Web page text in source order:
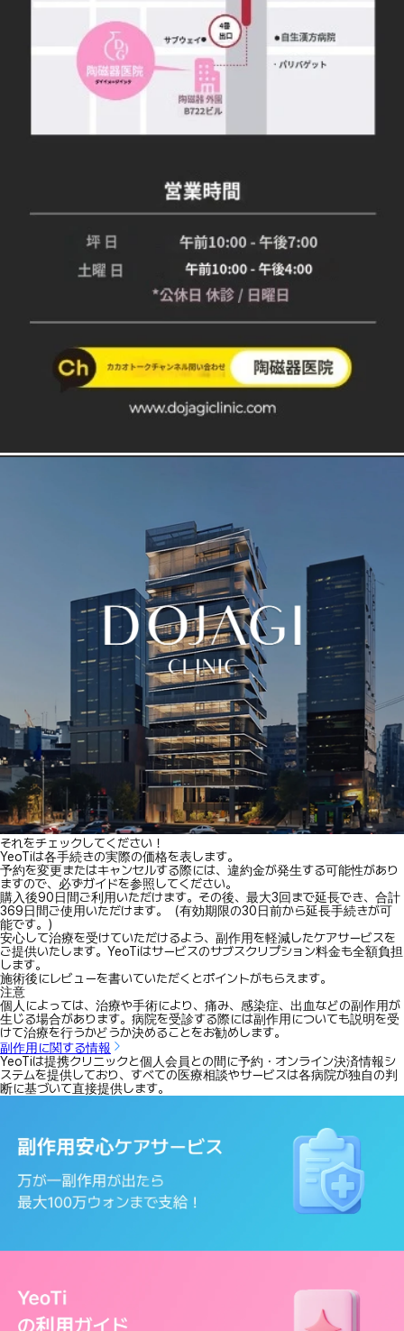
それをチェックしてください！
YeoTiは各手続きの実際の価格を表します。
予約を変更またはキャンセルする際には、違約金が発生する可能性があり
ますので、必ずガイドを参照してください。
購入後90日間ご利用いただけます。その後、最大3回まで延長でき、合計
369日間ご使用いただけます。（有効期限の30日前から延長手続きが可
能です。）
安心して治療を受けていただけるよう、副作用を軽減したケアサービスを
ご提供いたします。YeoTiはサービスのサブスクリプション料金も全額負担
します。
施術後にレビューを書いていただくとポイントがもらえます。
注意
個人によっては、治療や手術により、痛み、感染症、出血などの副作用が
生じる場合があります。病院を受診する際には副作用についても説明を受
けて治療を行うかどうか決めることをお勧めします。
副作用に関する情報
YeoTiは提携クリニックと個人会員との間に予約・オンライン決済情報シ
ステムを提供しており、すべての医療相談やサービスは各病院が独自の判
断に基づいて直接提供します。